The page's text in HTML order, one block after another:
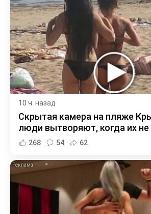
10 ч. назад
Скрытая камера на пляже
люди вытворяют, когда их не
268 54 62